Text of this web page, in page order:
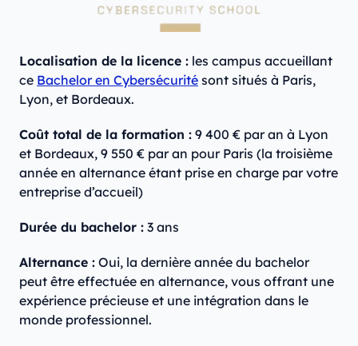
Localisation de la licence : les campus accueillant
ce Bachelor en Cybersécurité sont situés à Paris,
Lyon, et Bordeaux.
Coût total de la formation : 9 400 € par an à Lyon
et Bordeaux, 9 550 € par an pour Paris (la troisième
année en alternance étant prise en charge par votre
entreprise d’accueil)
Durée du bachelor : 3 ans
Alternance : Oui, la dernière année du bachelor
peut être effectuée en alternance, vous offrant une
expérience précieuse et une intégration dans le
monde professionnel.